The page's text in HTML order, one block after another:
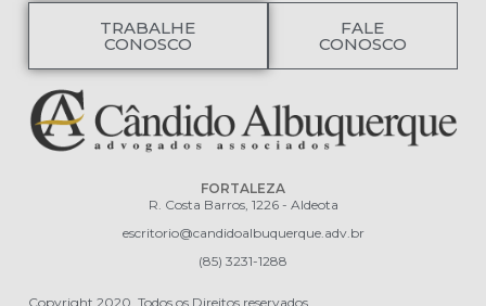
TRABALHE
CONOSCO
FALE
CONOSCO
FORTALEZA
R. Costa Barros, 1226 - Aldeota
escritorio@candidoalbuquerque.adv.br
(85) 3231-1288
Copyright 2020. Todos os Direitos reservados.